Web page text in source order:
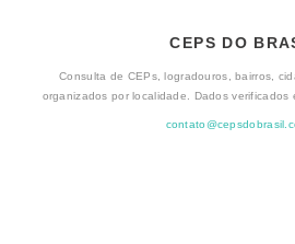
CEPS DO
Consulta de CEPs, logradouros, bairros,
organizados por localidade. Dados verificados